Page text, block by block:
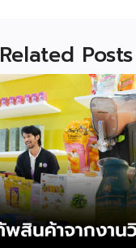
Related Posts